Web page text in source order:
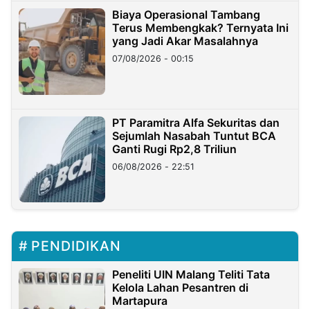
Biaya Operasional Tambang
Terus Membengkak? Ternyata Ini
yang Jadi Akar Masalahnya
07/08/2026 - 00:15
PT Paramitra Alfa Sekuritas dan
Sejumlah Nasabah Tuntut BCA
Ganti Rugi Rp2,8 Triliun
06/08/2026 - 22:51
PENDIDIKAN
Peneliti UIN Malang Teliti Tata
Kelola Lahan Pesantren di
Martapura